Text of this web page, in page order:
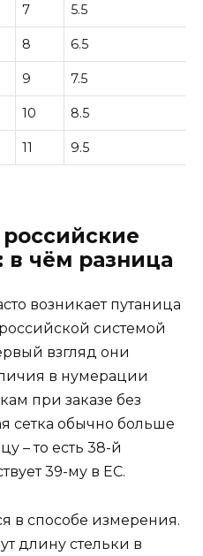
7 5.5
8 6.5
9 7.5
10 8.5
11 9.5
в чём разница
возникает путаница
системой
взгляд они
в нумерации
при заказе без
сетка обычно больше
– то есть 38-й
39-му в ЕС.
в способе измерения.
длину стельки в